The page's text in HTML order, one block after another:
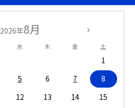
2026年8月
水 木 金 土
1
5 6 7
8
12 13 14
15